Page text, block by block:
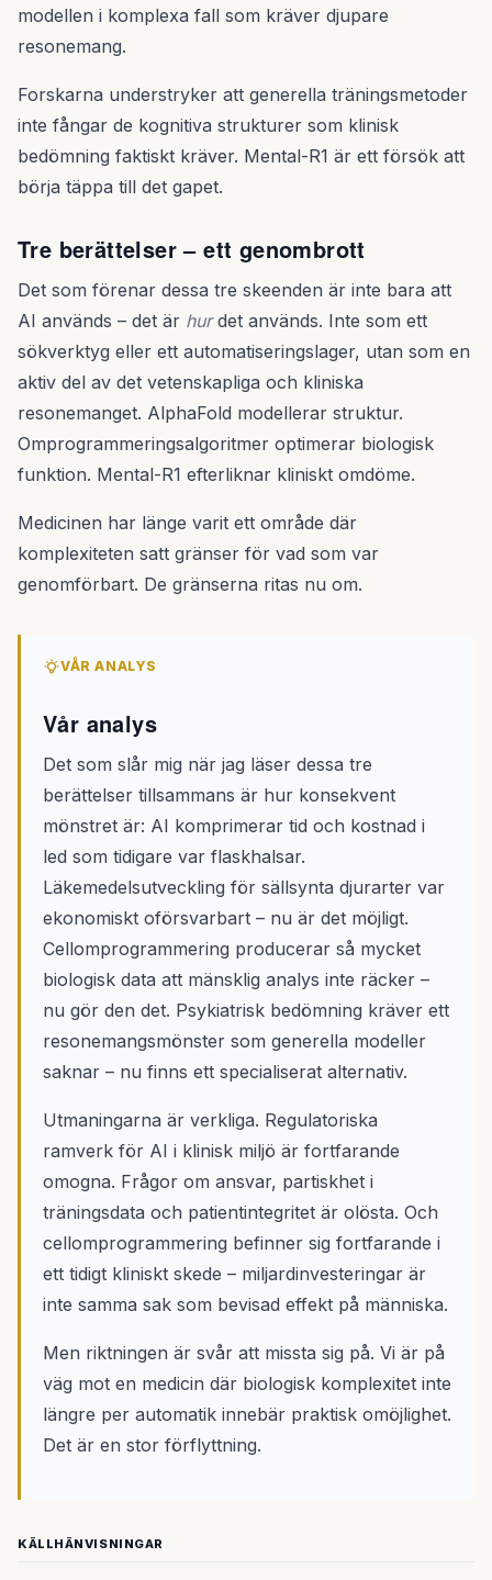
modellen i komplexa fall som kräver djupare
resonemang.
Forskarna understryker att generella träningsmetoder
inte fångar de kognitiva strukturer som klinisk
bedömning faktiskt kräver. Mental-R1 är ett försök att
börja täppa till det gapet.
Tre berättelser – ett genombrott
Det som förenar dessa tre skeenden är inte bara att
AI används – det är hurdet används. Inte som ett
sökverktyg eller ett automatiseringslager, utan som en
aktiv del av det vetenskapliga och kliniska
resonemanget. AlphaFold modellerar struktur.
Omprogrammeringsalgoritmer optimerar biologisk
funktion. Mental-R1 efterliknar kliniskt omdöme.
Medicinen har länge varit ett område där
komplexiteten satt gränser för vad som var
genomförbart. De gränserna ritas nu om.
VÅR ANALYS
Vår analys
Det som slår mig när jag läser dessa tre
berättelser tillsammans är hur konsekvent
mönstret är: AI komprimerar tid och kostnad i
led som tidigare var flaskhalsar.
Läkemedelsutveckling för sällsynta djurarter var
ekonomiskt oförsvarbart – nu är det möjligt.
Cellomprogrammering producerar så mycket
biologisk data att mänsklig analys inte räcker –
nu gör den det. Psykiatrisk bedömning kräver ett
resonemangsmönster som generella modeller
saknar – nu finns ett specialiserat alternativ.
Utmaningarna är verkliga. Regulatoriska
ramverk för AI i klinisk miljö är fortfarande
omogna. Frågor om ansvar, partiskhet i
träningsdata och patientintegritet är olösta. Och
cellomprogrammering befinner sig fortfarande i
ett tidigt kliniskt skede – miljardinvesteringar är
inte samma sak som bevisad effekt på människa.
Men riktningen är svår att missta sig på. Vi är på
väg mot en medicin där biologisk komplexitet inte
längre per automatik innebär praktisk omöjlighet.
Det är en stor förflyttning.
KÄLLHÄNVISNINGAR